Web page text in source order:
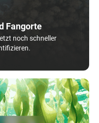
Fangorte
noch schneller